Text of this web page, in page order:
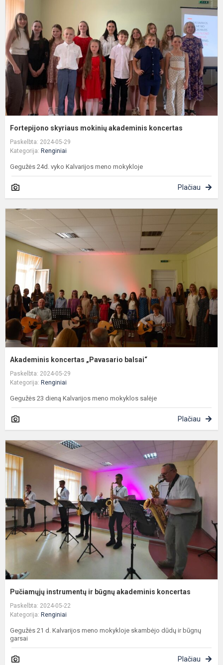
Fortepijono skyriaus mokinių akademinis koncertas
Paskelbta: 2024-05-29
Kategorija: Renginiai
Gegužės 24d. vyko Kalvarijos meno mokykloje
Plačiau
Akademinis koncertas „Pavasario balsai“
Paskelbta: 2024-05-29
Kategorija: Renginiai
Gegužės 23 dieną Kalvarijos meno mokyklos salėje
Plačiau
Pučiamųjų instrumentų ir būgnų akademinis koncertas
Paskelbta: 2024-05-22
Kategorija: Renginiai
Gegužės 21 d. Kalvarijos meno mokykloje skambėjo dūdų ir būgnų
garsai
Plačiau